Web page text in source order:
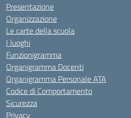
Presentazione
Organizzazione
Le carte della scuola
I luoghi
Funzionigramma
Organigramma Docenti
Organigramma Personale ATA
Codice di Comportamento
Sicurezza
Privacy